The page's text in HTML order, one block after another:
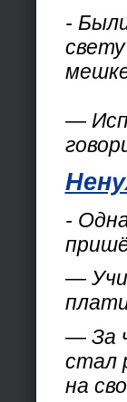
-
—
-
—
— За
стал
на